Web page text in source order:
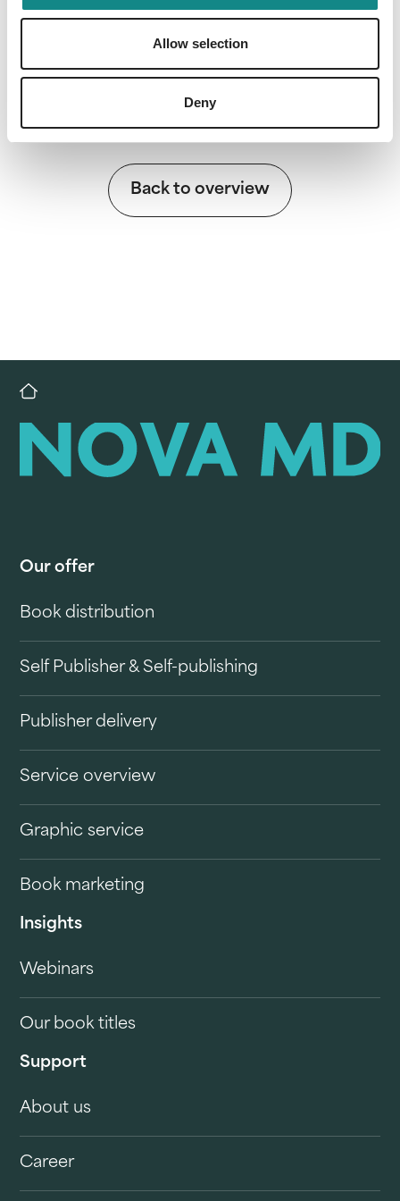
Allow selection
Deny
Information
Back to overview
Our offer
Book distribution
Self Publisher & Self-publishing
Publisher delivery
Service overview
Graphic service
Book marketing
Insights
Webinars
Our book titles
Support
About us
Career